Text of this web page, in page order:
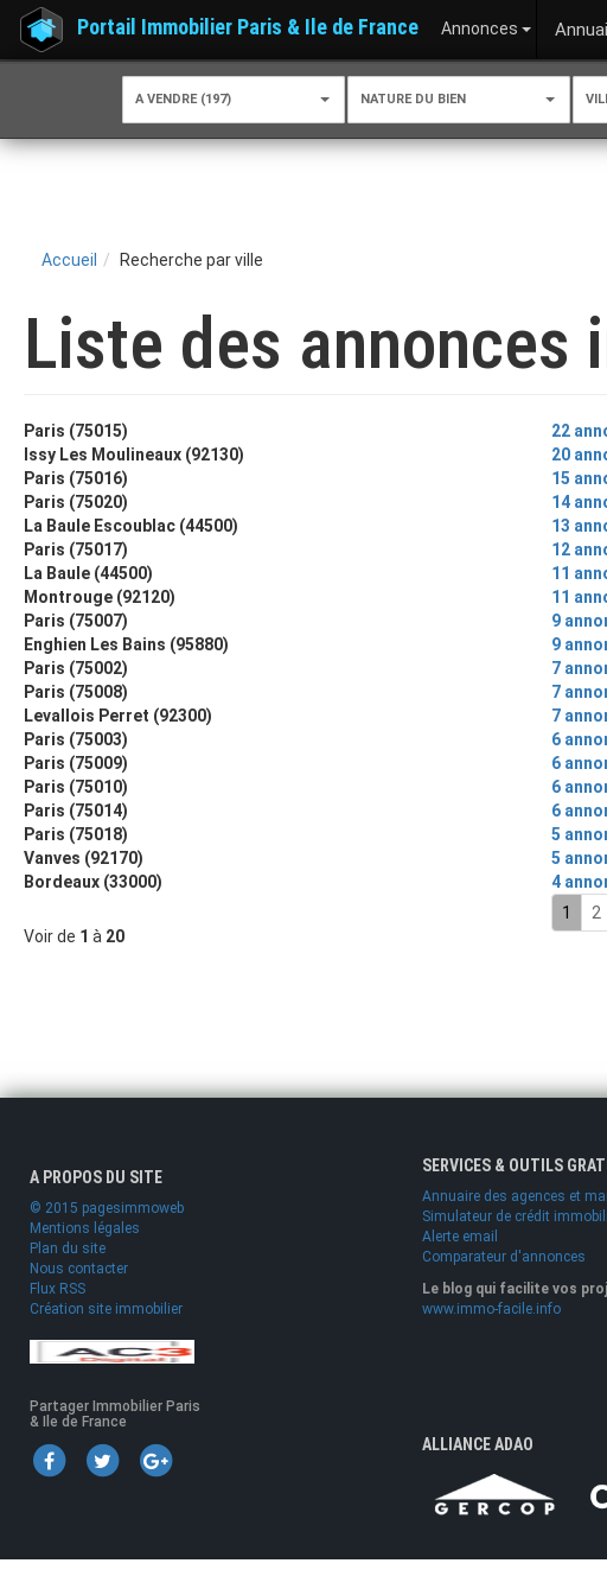
Portail Immobilier Paris & Ile de France Annonces
A VENDRE (197) NATURE DU BIEN
Accueil Recherche par ville
Liste des annonces
Paris (75015)
22
Issy Les Moulineaux (92130)
20
Paris (75016)
15
Paris (75020)
14
La Baule Escoublac (44500)
13
Paris (75017)
12
La Baule (44500)
11
Montrouge (92120)
11
Paris (75007)
9
Enghien Les Bains (95880)
9
Paris (75002)
7
Paris (75008)
7
Levallois Perret (92300)
7
Paris (75003)
6
Paris (75009)
6
Paris (75010)
6
Paris (75014)
6
Paris (75018)
5
Vanves (92170)
5
Bordeaux (33000)
4
Voir de 1 à 20
1 2
A PROPOS DU SITE
© 2015 pagesimmoweb
Mentions légales
Plan du site
Nous contacter
Flux RSS
Création site immobilier
Partager Immobilier Paris
& Ile de France
SERVICES & OUTILS
Annuaire des agences et
Simulateur de crédit
Alerte email
Comparateur d'annonces
Le blog qui facilite vos
www.immo-facile.info
ALLIANCE ADAO